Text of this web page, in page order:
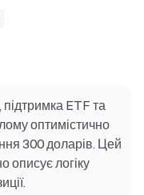
підтримка ETF та
оптимістично
300 доларів. Цей
описує логіку